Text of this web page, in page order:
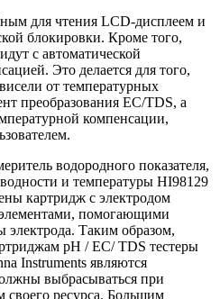
для чтения LCD-дисплеем и
блокировки. Кроме того,
с автоматической
Это делается для того,
от температурных
преобразования EC/TDS, а
компенсации,
водородного показателя,
и температуры HI98129
картридж с электродом
помогающими
электрода. Таким образом,
pH / EC/ TDS тестеры
Instruments являются
выбрасываться при
своего ресурса. Большим